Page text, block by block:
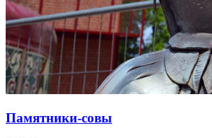
Памятники-совы